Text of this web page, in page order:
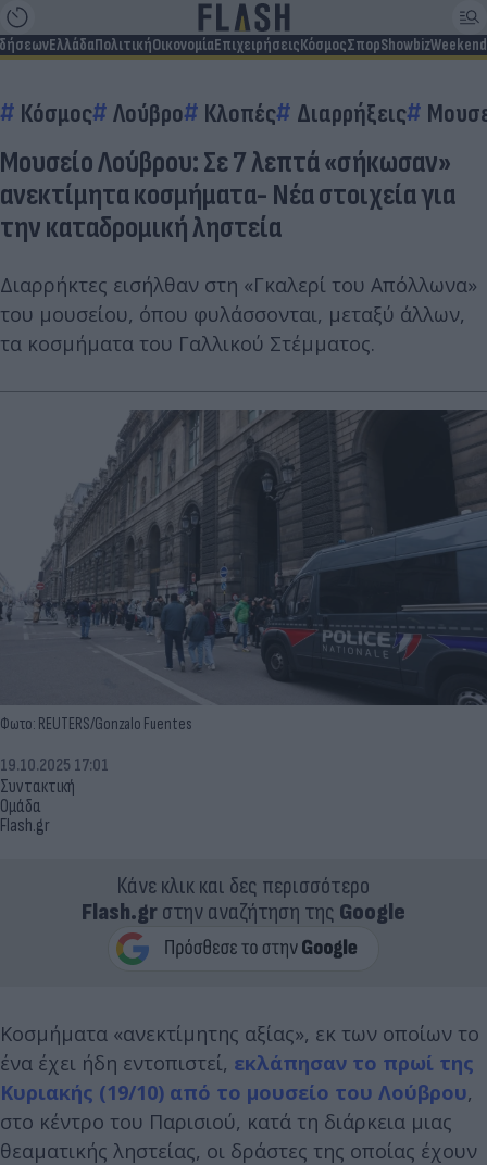
ΕλλάδαΠολιτικήΟικονομίαΕπιχειρήσειςΚόσμοςΣπορShowbizWeekend
Κόσμος Λούβρο Κλοπές Διαρρήξεις
Μουσείο Λούβρου: Σε 7 λεπτά «σήκωσαν»
ανεκτίμητα κοσμήματα- Νέα στοιχεία για
την καταδρομική ληστεία
Διαρρήκτες εισήλθαν στη «Γκαλερί του Απόλλωνα»
του μουσείου, όπου φυλάσσονται, μεταξύ άλλων,
τα κοσμήματα του Γαλλικού Στέμματος.
Φωτο: REUTERS/Gonzalo Fuentes
Συντακτική
Ομάδα
Flash.gr
19.10.2025 17:01
Κάνε κλικ και δες περισσότερο
Flash.grστην αναζήτηση της Google
Κοσμήματα «ανεκτίμητης αξίας», εκ των οποίων το
ένα έχει ήδη εντοπιστεί, εκλάπησαν το πρωί της
Κυριακής (19/10) από το μουσείο του Λούβρου,
στο κέντρο του Παρισιού, κατά τη διάρκεια μιας
θεαματικής ληστείας, οι δράστες της οποίας έχουν